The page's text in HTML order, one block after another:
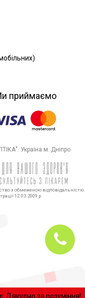
приймаємо
Україна м. Дніпро
з обмеженою відповідальністю
12.03.2009 р
Дякуємо за розуміння!